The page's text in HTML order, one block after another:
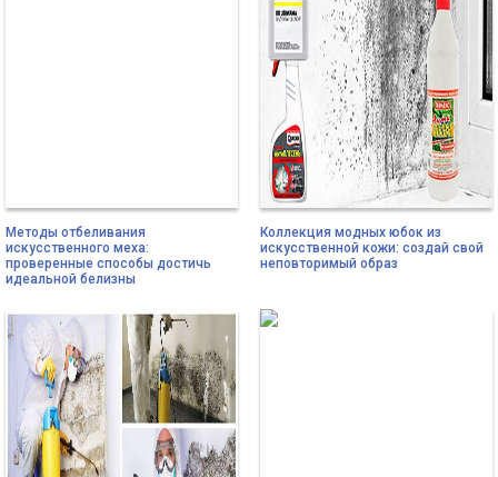
Методы отбеливания
искусственного меха:
проверенные способы достичь
идеальной белизны
Коллекция модных юбок из
искусственной кожи: создай свой
неповторимый образ